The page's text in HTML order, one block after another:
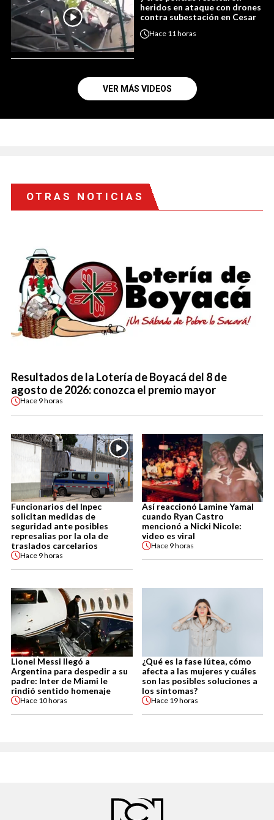
heridos en ataque con drones
contra subestación en Cesar
Hace 11 horas
VER MÁS VIDEOS
OTRAS NOTICIAS
Resultados de la Lotería de Boyacá del 8 de
agosto de 2026: conozca el premio mayor
Hace 9 horas
Funcionarios del Inpec
solicitan medidas de
seguridad ante posibles
represalias por la ola de
traslados carcelarios
Hace 9 horas
Así reaccionó Lamine Yamal
cuando Ryan Castro
mencionó a Nicki Nicole:
video es viral
Hace 9 horas
Lionel Messi llegó a
Argentina para despedir a su
padre: Inter de Miami le
rindió sentido homenaje
Hace 10 horas
¿Qué es la fase lútea, cómo
afecta a las mujeres y cuáles
son las posibles soluciones a
los síntomas?
Hace 19 horas